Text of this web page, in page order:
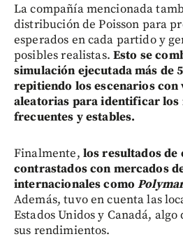
La compañía mencionada
distribución de Poisson para
esperados en cada partido y
posibles realistas. Esto se
simulación ejecutada más de
repitiendo los escenarios con
aleatorias para identificar los
frecuentes y estables.
Finalmente, los resultados de
contrastados con mercados
internacionales como
Además, tuvo en cuenta las
Estados Unidos y Canadá,
sus rendimientos.